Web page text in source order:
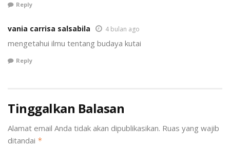
Reply
vania carrisa salsabila 4 bulan ago
mengetahui ilmu tentang budaya kutai
Reply
Tinggalkan Balasan
Alamat email Anda tidak akan dipublikasikan. Ruas yang wajib
ditandai *